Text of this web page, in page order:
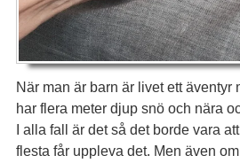
När man är barn är livet ett
har flera meter djup snö och nära
I alla fall är det så det borde vara
flesta får uppleva det. Men även